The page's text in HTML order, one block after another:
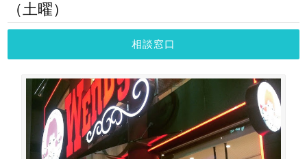
（土曜）
相談窓口